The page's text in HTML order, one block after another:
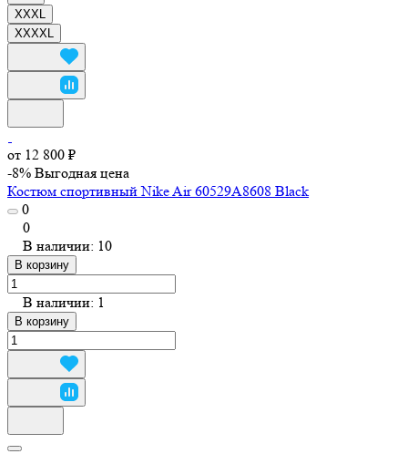
XXXL
XXXXL
от 12 800 ₽
-8% Выгодная цена
Костюм спортивный Nike Air 60529A8608 Black
0
0
В наличии: 10
В корзину
В наличии: 1
В корзину